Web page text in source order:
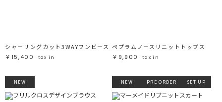
シャーリングカット3WAYワンピース
￥15,400
tax in
ペプラムノースリニットトップス
￥9,900
tax in
NEW NEW PRE ORDER SET UP